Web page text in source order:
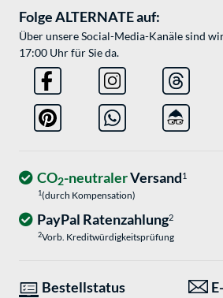
Folge ALTERNATE auf:
Über unsere Social-Media-Kanäle sind
17:00 Uhr für Sie da.
CO2-neutralerVersand1
1(durch Kompensation)
PayPal Ratenzahlung2
2Vorb. Kreditwürdigkeitsprüfung
Bestellstatus